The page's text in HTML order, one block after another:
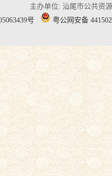
主办单位: 汕尾市公共资
号
粤公网安备